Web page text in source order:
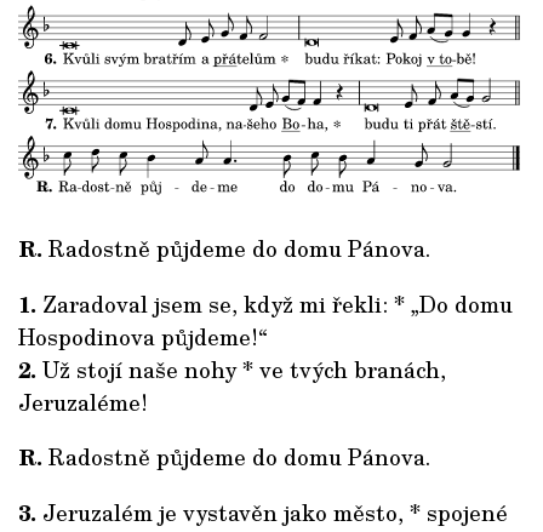
R. Radostně půjdeme do domu Pánova.
1. Zaradoval jsem se, když mi řekli: * „Do domu
Hospodinova půjdeme!“
2. Už stojí naše nohy * ve tvých branách,
Jeruzaléme!
R. Radostně půjdeme do domu Pánova.
3. Jeruzalém je vystavěn jako město, * spojené